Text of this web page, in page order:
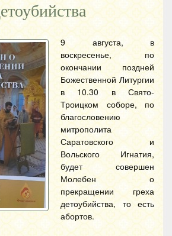
9 августа, в
воскресенье, по
окончании поздней
Божественной Литургии
в 10.30 в Свято-
Троицком соборе, по
благословению
митрополита
Саратовского и
Вольского Игнатия,
будет совершен
Молебен о
прекращении греха
детоубийства, то есть
абортов.